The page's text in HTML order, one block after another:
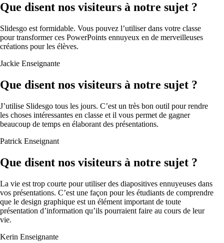
Que disent nos visiteurs à notre sujet ?
Slidesgo est formidable. Vous pouvez l’utiliser dans votre classe
pour transformer ces PowerPoints ennuyeux en de merveilleuses
créations pour les élèves.
Jackie Enseignante
Que disent nos visiteurs à notre sujet ?
J’utilise Slidesgo tous les jours. C’est un très bon outil pour rendre
les choses intéressantes en classe et il vous permet de gagner
beaucoup de temps en élaborant des présentations.
Patrick Enseignant
Que disent nos visiteurs à notre sujet ?
La vie est trop courte pour utiliser des diapositives ennuyeuses dans
vos présentations. C’est une façon pour les étudiants de comprendre
que le design graphique est un élément important de toute
présentation d’information qu’ils pourraient faire au cours de leur
vie.
Kerin Enseignante